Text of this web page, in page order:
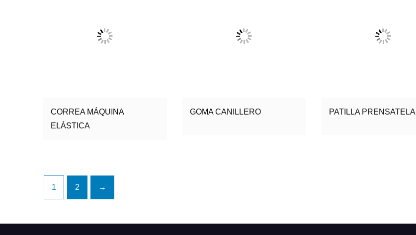
CORREA MÁQUINA
ELÁSTICA
GOMA CANILLERO PATILLA PRENSATELA
1 2 →